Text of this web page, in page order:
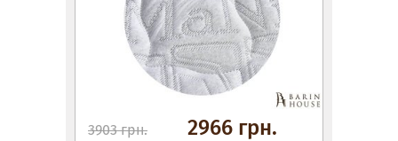
3903 грн. 2966 грн.